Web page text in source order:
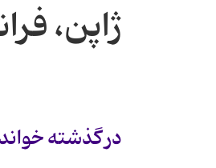
ژاپن،
در گذشته